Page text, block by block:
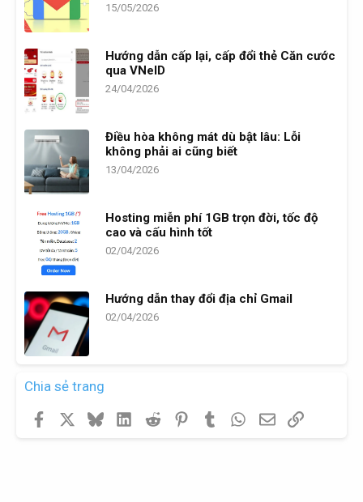
15/05/2026
Hướng dẫn cấp lại, cấp đổi thẻ Căn cước
qua VNeID
24/04/2026
Điều hòa không mát dù bật lâu: Lỗi
không phải ai cũng biết
13/04/2026
Hosting miễn phí 1GB trọn đời, tốc độ
cao và cấu hình tốt
02/04/2026
Hướng dẫn thay đổi địa chỉ Gmail
02/04/2026
Chia sẻ trang
Facebook BlueskyLinkedInReddit PinterestTumblr WhatsApp
EmailLink